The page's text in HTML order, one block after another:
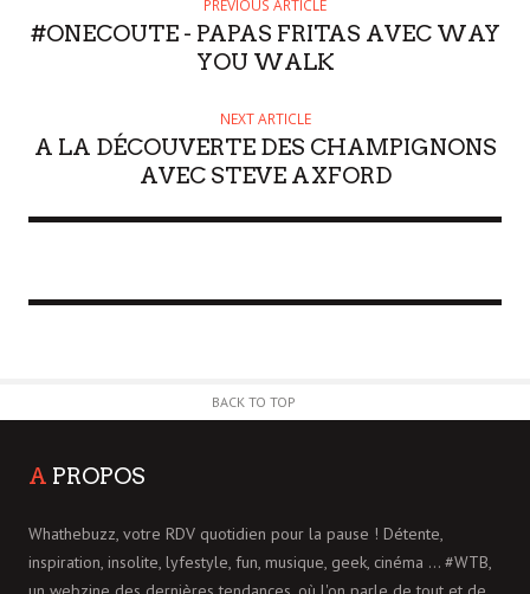
PREVIOUS ARTICLE
#ONECOUTE - PAPAS FRITAS AVEC WAY
YOU WALK
NEXT ARTICLE
A LA DÉCOUVERTE DES CHAMPIGNONS
AVEC STEVE AXFORD
BACK TO TOP
A PROPOS
Whathebuzz, votre RDV quotidien pour la pause ! Détente,
inspiration, insolite, lyfestyle, fun, musique, geek, cinéma ... #WTB,